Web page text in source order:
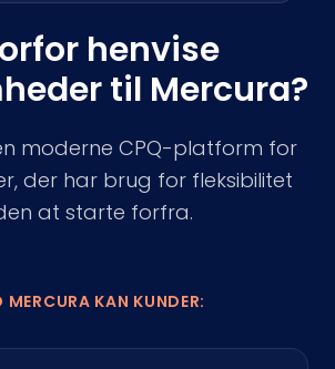
henvise
til Mercura?
moderne CPQ-platform for
der har brug for fleksibilitet
at starte forfra.
MERCURA KAN KUNDER: